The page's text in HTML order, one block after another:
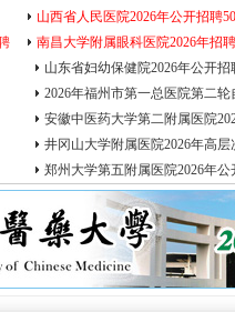
山西省人民医院2026年公开招聘
南昌大学附属眼科医院2026年招
山东省妇幼保健院2026年公开招
2026年福州市第一总医院第二轮
安徽中医药大学第二附属医院
井冈山大学附属医院2026年高层
郑州大学第五附属医院2026年公